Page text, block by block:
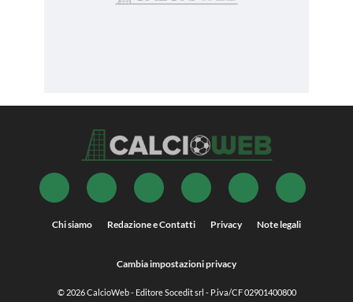
Chi siamo Redazione e Contatti Privacy Note legali
Cambia impostazioni privacy
© 2026CalcioWeb- Editore Socedit srl - P.iva/CF 02901400800